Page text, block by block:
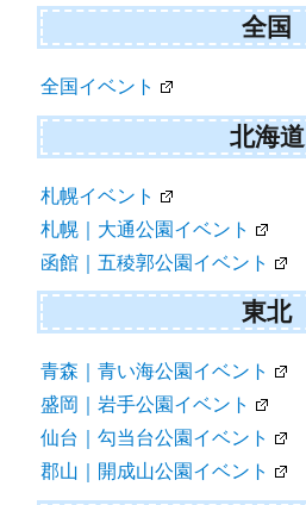
全国
全国イベント
北海道
札幌イベント
札幌｜大通公園イベント
函館｜五稜郭公園イベント
東北
青森｜青い海公園イベント
盛岡｜岩手公園イベント
仙台｜勾当台公園イベント
郡山｜開成山公園イベント